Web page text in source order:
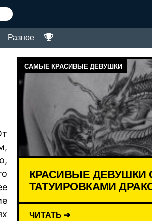
Разное
САМЫЕ КРАСИВЫЕ ДЕВУШКИ
КРАСИВЫЕ ДЕВУШКИ
ТАТУИРОВКАМИ
ЧИТАТЬ ➔